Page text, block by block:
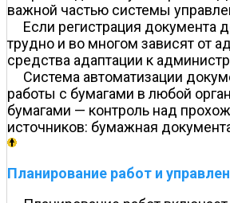
важной частью системы
Если регистрация документа
трудно и во многом зависят от
средства адаптации к
Система автоматизации
работы с бумагами в любой
бумагами — контроль над
источников: бумажная
Планирование работ и